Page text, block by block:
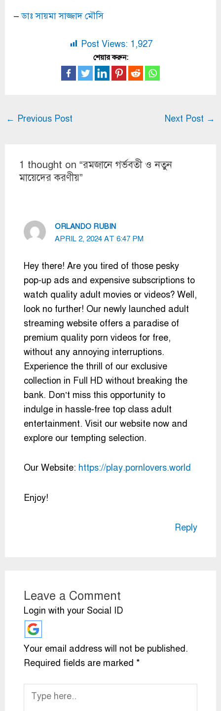
–ডাঃ সায়মা সাজ্জাদ মৌসি
Post Views: 1,927
শেয়ার করুন:
← Previous Post Next Post →
1 thought on “রমজানে গর্ভবতী ও নতুন
মায়েদের করণীয়”
ORLANDO RUBIN
APRIL 2, 2024 AT 6:47 PM
Hey there! Are you tired of those pesky
pop-up ads and expensive subscriptions to
watch quality adult movies or videos? Well,
look no further! Our newly launched adult
streaming website offers a paradise of
premium quality porn videos for free,
without any annoying interruptions.
Experience the thrill of our exclusive
collection in Full HD without breaking the
bank. Don’t miss this opportunity to
indulge in hassle-free top class adult
entertainment. Visit our website now and
explore our tempting selection.
Our Website: https://play.pornlovers.world
Enjoy!
Reply
Leave a Comment
Login with your Social ID
Your email address will not be published.
Required fields are marked *
Type
here..